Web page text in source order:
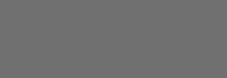
上がりにもとこと
、見返すたびに多
かした、映画のワ